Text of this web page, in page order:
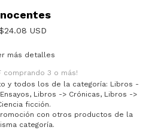
USD
más detalles
comprando 3 o más!
y todos los de la categoría: Libros -
Libros -> Crónicas, Libros ->
ficción.
con otros productos de la
categoría.